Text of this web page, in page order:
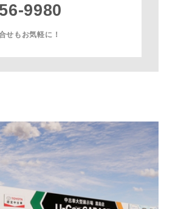
9980
せもお気軽に！